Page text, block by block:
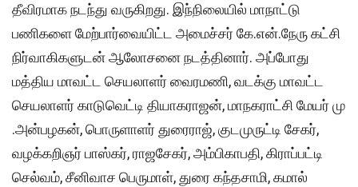
தீவிரமாக நடந்து வருகிறது. இந்நிலையில் மாநாட்டு
பணிகளை மேற்பார்வையிட்ட அமைச்சர் கே.என்.நேரு கட்சி
நிர்வாகிகளுடன் ஆலோசனை நடத்தினார். அப்போது
மத்திய மாவட்ட செயலாளர் வைரமணி, வடக்கு மாவட்ட
செயலாளர் காடுவெட்டி தியாகராஜன், மாநகராட்சி மேயர் மு
.அன்பழகன், பொருளாளர் துரைராஜ், குடமுருட்டி சேகர்,
வழக்கறிஞர் பாஸ்கர், ராஜசேகர், அம்பிகாபதி, கிராப்பட்டி
செல்வம், சீனிவாச பெருமாள், துரை கந்தசாமி, கமால்